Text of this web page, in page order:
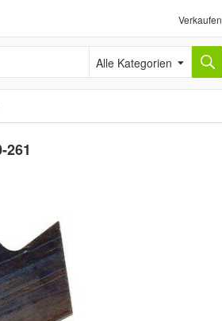
Verkaufen
Alle Kategorien